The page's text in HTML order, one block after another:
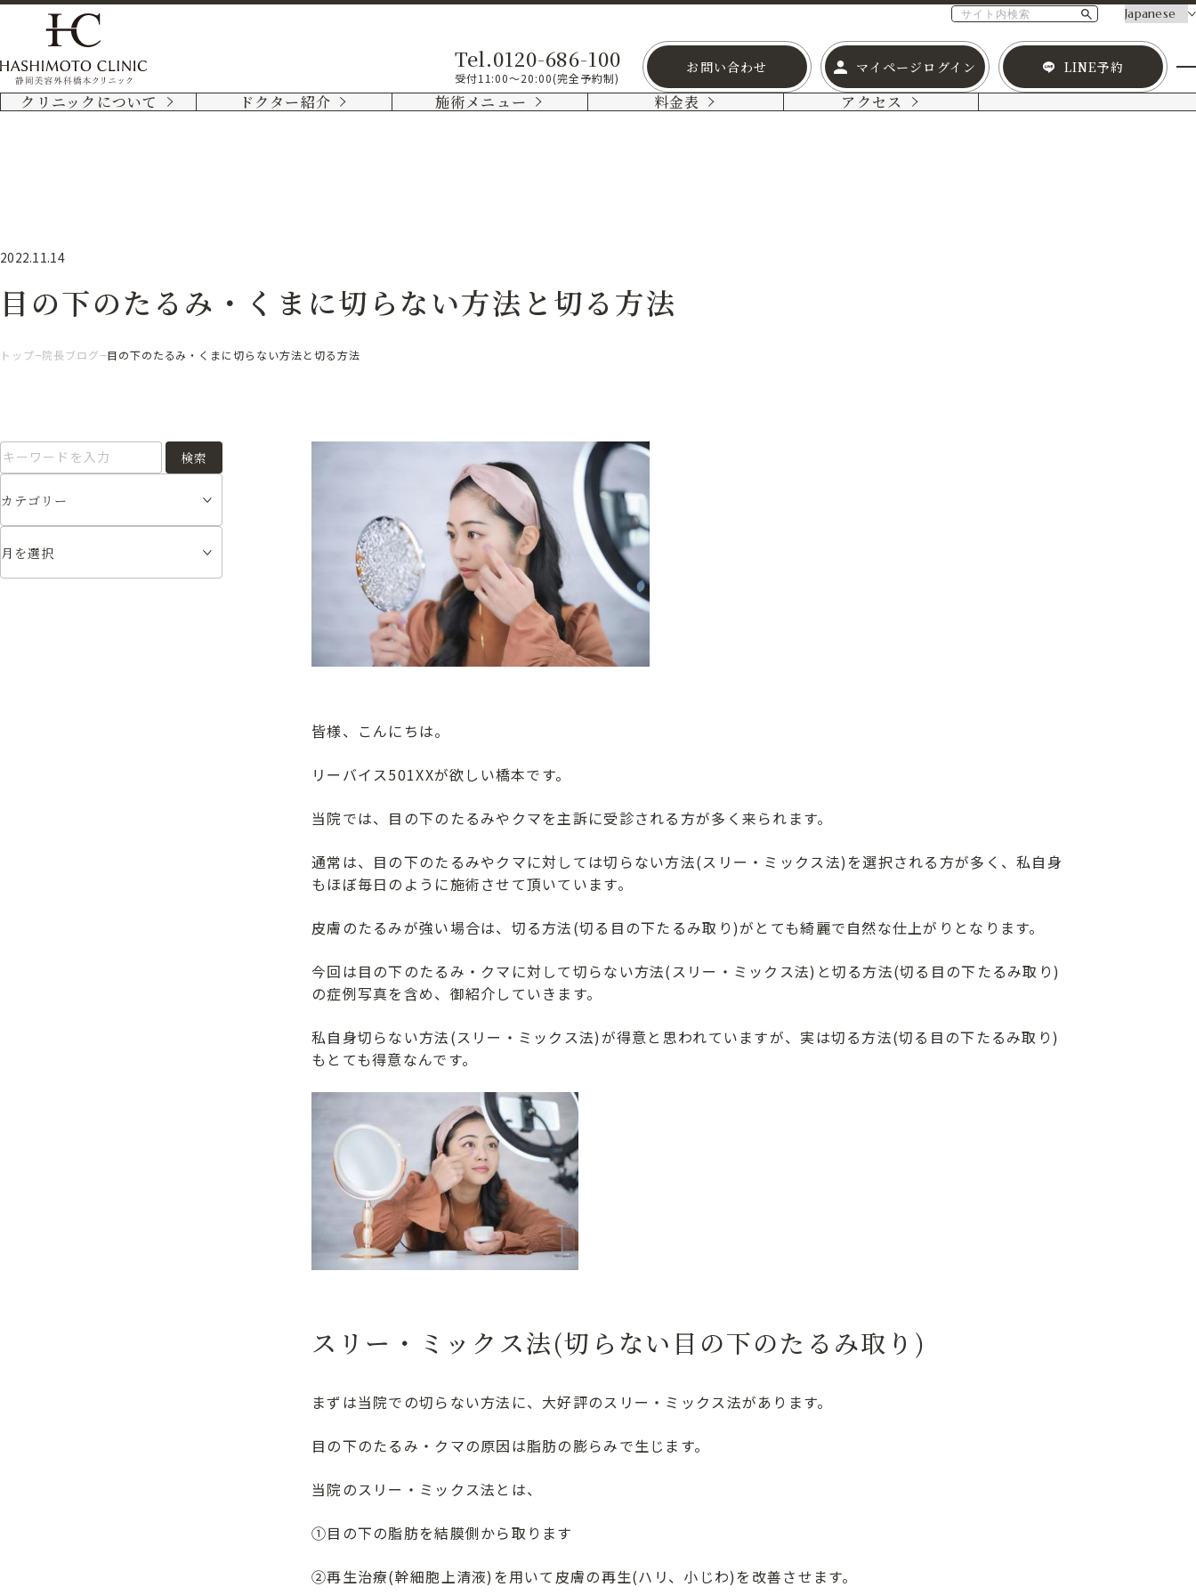
Tel.0120-686-100
受付11:00～20:00(完全予約制)
お問い合わせ マイページログイン LINE予約
クリニックについて ドクター紹介 施術メニュー 料金表 アクセス
2022.11.14
目の下のたるみ・くまに切らない方法と切る方法
トップ 院長ブログ 目の下のたるみ・くまに切らない方法と切る方法
検索
皆様、こんにちは。
リーバイス501XXが欲しい橋本です。
当院では、目の下のたるみやクマを主訴に受診される方が多く来られます。
通常は、目の下のたるみやクマに対しては切らない方法(スリー・ミックス法)を選択される方が多く、私自身
もほぼ毎日のように施術させて頂いています。
皮膚のたるみが強い場合は、切る方法(切る目の下たるみ取り)がとても綺麗で自然な仕上がりとなります。
今回は目の下のたるみ・クマに対して切らない方法(スリー・ミックス法)と切る方法(切る目の下たるみ取り)
の症例写真を含め、御紹介していきます。
私自身切らない方法(スリー・ミックス法)が得意と思われていますが、実は切る方法(切る目の下たるみ取り)
もとても得意なんです。
スリー・ミックス法(切らない目の下のたるみ取り)
まずは当院での切らない方法に、大好評のスリー・ミックス法があります。
目の下のたるみ・クマの原因は脂肪の膨らみで生じます。
当院のスリー・ミックス法とは、
①目の下の脂肪を結膜側から取ります
②再生治療(幹細胞上清液)を用いて皮膚の再生(ハリ、小じわ)を改善させます。